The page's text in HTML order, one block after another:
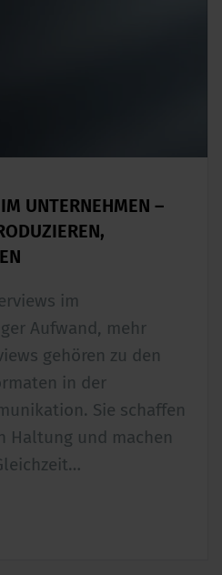
UNTERNEHMEN –
im
Aufwand, mehr
gehören zu den
in der
Sie schaffen
Haltung und machen